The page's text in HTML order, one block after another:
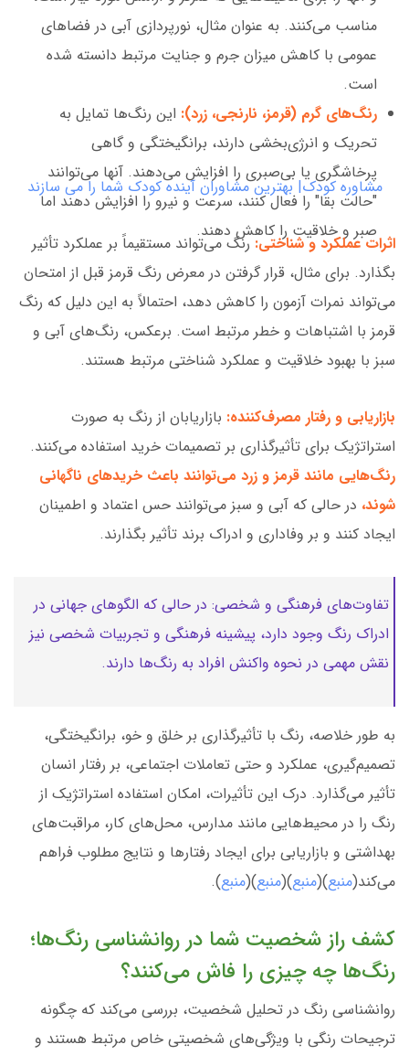
مناسب می‌کنند. به عنوان مثال، نورپردازی آبی در فضاهای
عمومی با کاهش میزان جرم و جنایت مرتبط دانسته شده
است.
رنگ‌های گرم (قرمز، نارنجی، زرد): این رنگ‌ها تمایل به
تحریک و انرژی‌بخشی دارند، برانگیختگی و گاهی
پرخاشگری یا بی‌صبری را افزایش می‌دهند. آنها می‌توانند
"حالت بقا" را فعال کنند، سرعت و نیرو را افزایش دهند اما
صبر و خلاقیت را کاهش دهند.
مشاوره کودک| بهترین مشاوران آینده کودک شما را می سازند
اثرات عملکرد و شناختی: رنگ می‌تواند مستقیماً بر عملکرد تأثیر
بگذارد. برای مثال، قرار گرفتن در معرض رنگ قرمز قبل از امتحان
می‌تواند نمرات آزمون را کاهش دهد، احتمالاً به این دلیل که رنگ
قرمز با اشتباهات و خطر مرتبط است. برعکس، رنگ‌های آبی و
سبز با بهبود خلاقیت و عملکرد شناختی مرتبط هستند.
بازاریابی و رفتار مصرف‌کننده: بازاریابان از رنگ به صورت
استراتژیک برای تأثیرگذاری بر تصمیمات خرید استفاده می‌کنند.
رنگ‌هایی مانند قرمز و زرد می‌توانند باعث خریدهای ناگهانی
شوند، در حالی که آبی و سبز می‌توانند حس اعتماد و اطمینان
ایجاد کنند و بر وفاداری و ادراک برند تأثیر بگذارند.
تفاوت‌های فرهنگی و شخصی: در حالی که الگوهای جهانی در
ادراک رنگ وجود دارد، پیشینه فرهنگی و تجربیات شخصی نیز
نقش مهمی در نحوه واکنش افراد به رنگ‌ها دارند.
به طور خلاصه، رنگ با تأثیرگذاری بر خلق و خو، برانگیختگی،
تصمیم‌گیری، عملکرد و حتی تعاملات اجتماعی، بر رفتار انسان
تأثیر می‌گذارد. درک این تأثیرات، امکان استفاده استراتژیک از
رنگ را در محیط‌هایی مانند مدارس، محل‌های کار، مراقبت‌های
بهداشتی و بازاریابی برای ایجاد رفتارها و نتایج مطلوب فراهم
می‌کند(منبع)(منبع)(منبع)(منبع).
کشف راز شخصیت شما در روانشناسی رنگ‌ها؛
رنگ‌ها چه چیزی را فاش می‌کنند؟
روانشناسی رنگ در تحلیل شخصیت، بررسی می‌کند که چگونه
ترجیحات رنگی با ویژگی‌های شخصیتی خاص مرتبط هستند و